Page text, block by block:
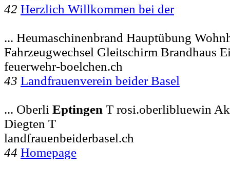
42 Herzlich Willkommen bei der
... Heumaschinenbrand Hauptübung
Fahrzeugwechsel Gleitschirm Brandhaus
feuerwehr-boelchen.ch
43 Landfrauenverein beider Basel
... Oberli Eptingen T rosi.oberlibluewin
Diegten T
landfrauenbeiderbasel.ch
44 Homepage